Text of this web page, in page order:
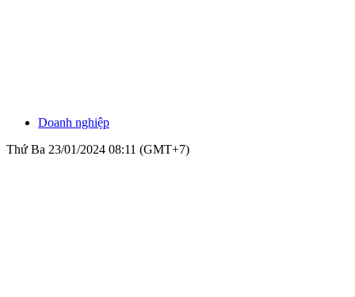
Doanh nghiệp
Thứ Ba 23/01/2024 08:11 (GMT+7)